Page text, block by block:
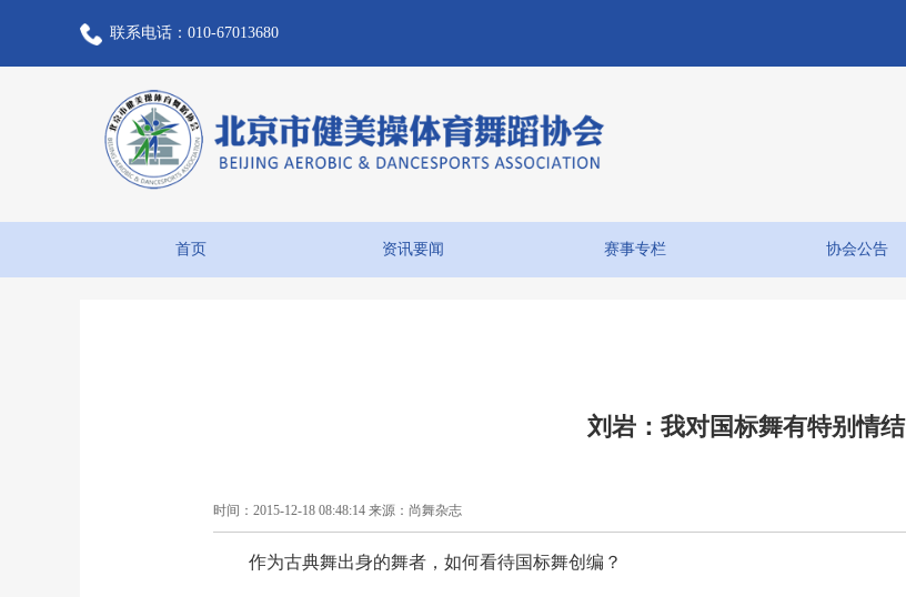
联系电话：010-67013680
首页 资讯要闻 赛事专栏 协会公告
刘岩：我对国标舞有特别情结
时间：2015-12-18 08:48:14 来源：尚舞杂志
作为古典舞出身的舞者，如何看待国标舞创编？